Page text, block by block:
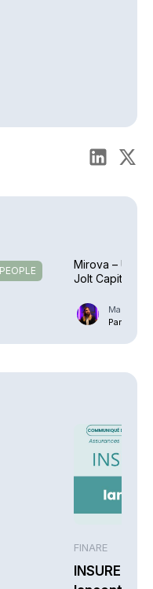
PEOPLE
en
Mirova – Une
Jolt Capital
Mardi 21
Par
FINARE
INSUREM